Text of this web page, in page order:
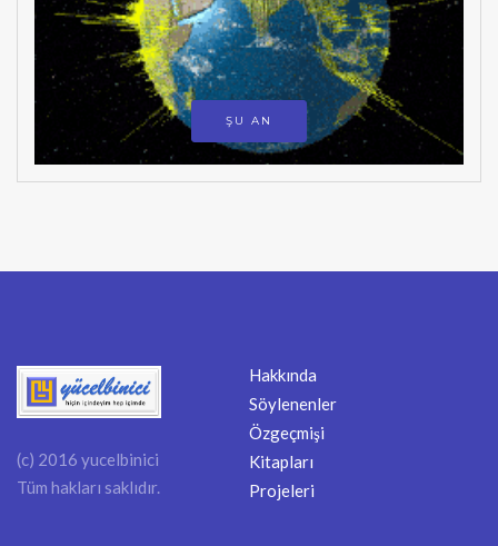
ŞU AN
(c) 2016 yucelbinici
Tüm hakları saklıdır.
Hakkında
Söylenenler
Özgeçmişi
Kitapları
Projeleri